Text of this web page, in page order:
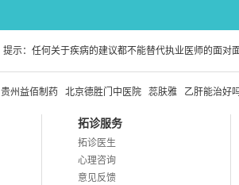
提示：任何关于疾病的建议都不能替代执业医师的面对
贵州益佰制药 北京德胜门中医院 蕊肤雅 乙肝能治好
拓诊服务
拓诊医生
心理咨询
意见反馈